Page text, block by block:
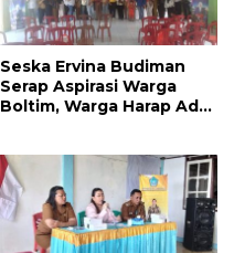
Seska Ervina Budiman
Serap Aspirasi Warga
Boltim, Warga Harap Ada